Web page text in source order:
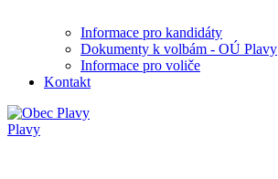
Informace pro kandidáty
Dokumenty k volbám - OÚ Plavy
Informace pro voliče
Kontakt
Plavy